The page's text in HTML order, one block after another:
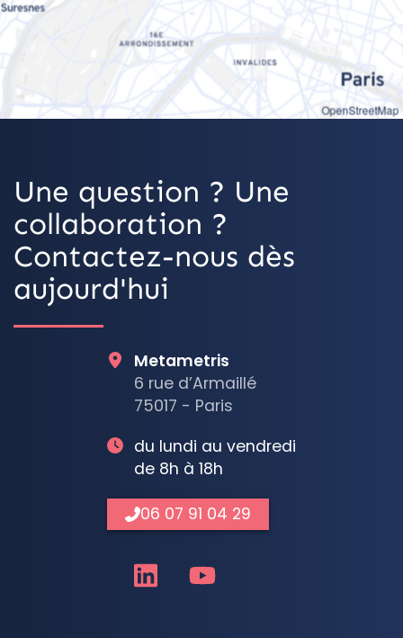
OpenStreetMap
Une question ? Une
collaboration ?
Contactez-nous dès
aujourd'hui
Metametris
6 rue d’Armaillé
75017 - Paris
du lundi au vendredi
de 8h à 18h
06 07 91 04 29